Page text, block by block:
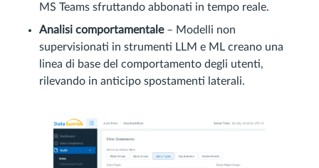
MS Teams sfruttando abbonati in tempo reale.
Analisi comportamentale– Modelli non
supervisionati in strumenti LLM e ML creano una
linea di base del comportamento degli utenti,
rilevando in anticipo spostamenti laterali.